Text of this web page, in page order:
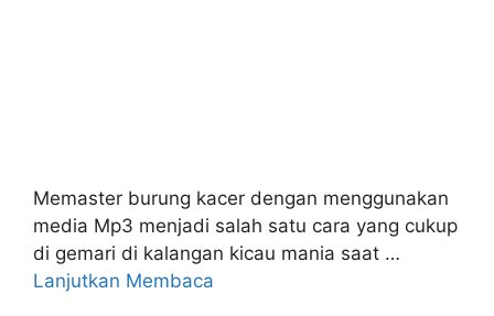
Memaster burung kacer dengan menggunakan
media Mp3 menjadi salah satu cara yang cukup
di gemari di kalangan kicau mania saat …
Lanjutkan Membaca